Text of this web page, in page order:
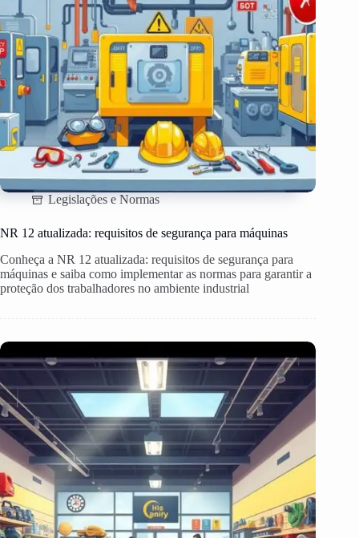
Legislações e Normas
NR 12 atualizada: requisitos de segurança para máquinas
Conheça a NR 12 atualizada: requisitos de segurança para
máquinas e saiba como implementar as normas para garantir a
proteção dos trabalhadores no ambiente industrial